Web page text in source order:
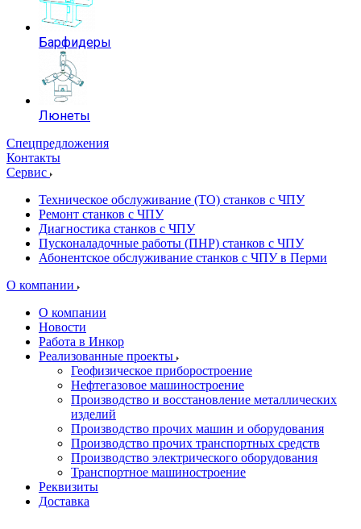
Барфидеры
Люнеты
Спецпредложения
Контакты
Сервис
Техническое обслуживание (ТО) станков с ЧПУ
Ремонт станков с ЧПУ
Диагностика станков с ЧПУ
Пусконаладочные работы (ПНР) станков с ЧПУ
Абонентское обслуживание станков с ЧПУ в Перми
О компании
О компании
Новости
Работа в Инкор
Реализованные проекты
Геофизическое приборостроение
Нефтегазовое машиностроение
Производство и восстановление металлических
изделий
Производство прочих машин и оборудования
Производство прочих транспортных средств
Производство электрического оборудования
Транспортное машиностроение
Реквизиты
Доставка